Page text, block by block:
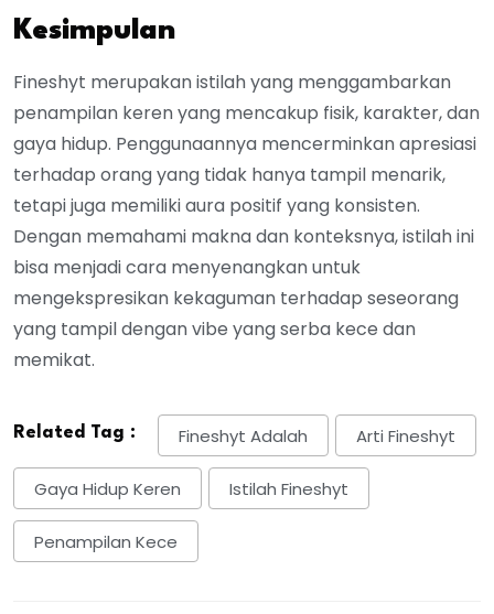
Kesimpulan
Fineshyt merupakan istilah yang menggambarkan
penampilan keren yang mencakup fisik, karakter, dan
gaya hidup. Penggunaannya mencerminkan apresiasi
terhadap orang yang tidak hanya tampil menarik,
tetapi juga memiliki aura positif yang konsisten.
Dengan memahami makna dan konteksnya, istilah ini
bisa menjadi cara menyenangkan untuk
mengekspresikan kekaguman terhadap seseorang
yang tampil dengan vibe yang serba kece dan
memikat.
Related Tag : Fineshyt Adalah Arti Fineshyt
Gaya Hidup Keren Istilah Fineshyt
Penampilan Kece